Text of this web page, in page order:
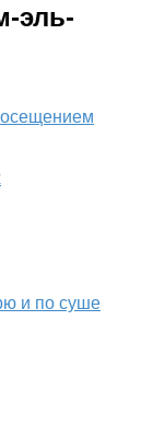
эль-
и по суше